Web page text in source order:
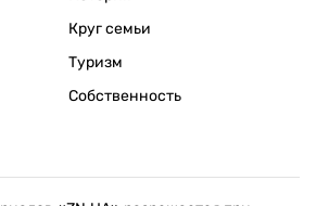
Круг семьи
Туризм
Собственность